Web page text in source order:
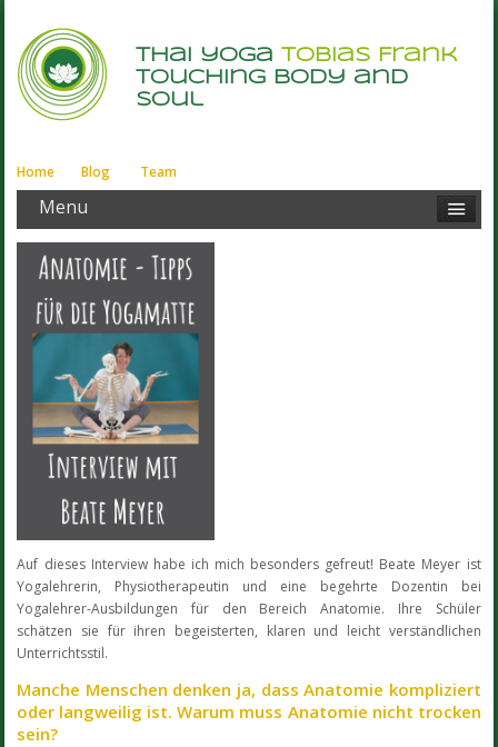
thai yogaTobias Frank
touching body and
soul
Home Blog Team
Menu
Auf dieses Interview habe ich mich besonders gefreut! Beate Meyer ist
Yogalehrerin, Physiotherapeutin und eine begehrte Dozentin bei
Yogalehrer-Ausbildungen für den Bereich Anatomie. Ihre Schüler
schätzen sie für ihren begeisterten, klaren und leicht verständlichen
Unterrichtsstil.
Manche Menschen denken ja, dass Anatomie kompliziert
oder langweilig ist. Warum muss Anatomie nicht trocken
sein?